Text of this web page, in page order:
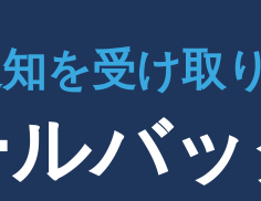
を受け取
バ